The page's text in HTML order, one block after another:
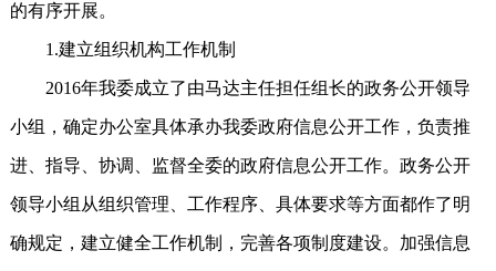
的有序开展。
1.建立组织机构工作机制
2016年我委成立了由马达主任担任组长的政务公开领导
小组，确定办公室具体承办我委政府信息公开工作，负责推
进、指导、协调、监督全委的政府信息公开工作。政务公开
领导小组从组织管理、工作程序、具体要求等方面都作了明
确规定，建立健全工作机制，完善各项制度建设。加强信息